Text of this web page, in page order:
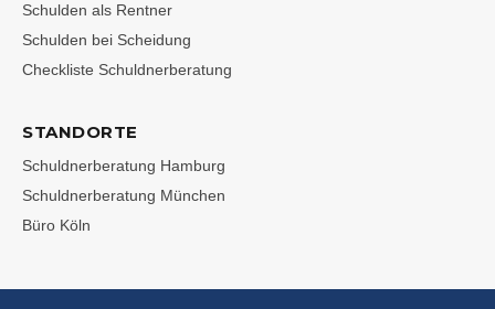
Schulden als Rentner
Schulden bei Scheidung
Checkliste Schuldnerberatung
STANDORTE
Schuldnerberatung Hamburg
Schuldnerberatung München
Büro Köln